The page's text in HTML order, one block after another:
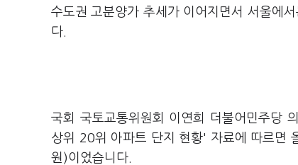
수도권 고분양가 추세가 이어지면서 서울에
다.
국회 국토교통위원회 이연희 더불어민주당
상위 20위 아파트 단지 현황' 자료에 따르면
원)이었습니다.